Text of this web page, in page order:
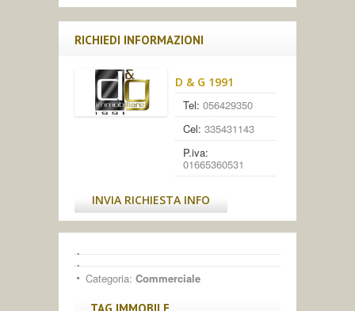
RICHIEDI INFORMAZIONI
D & G 1991
Tel: 056429350
Cel: 335431143
P.iva:
01665360531
INVIA RICHIESTA INFO
Categoria: Commerciale